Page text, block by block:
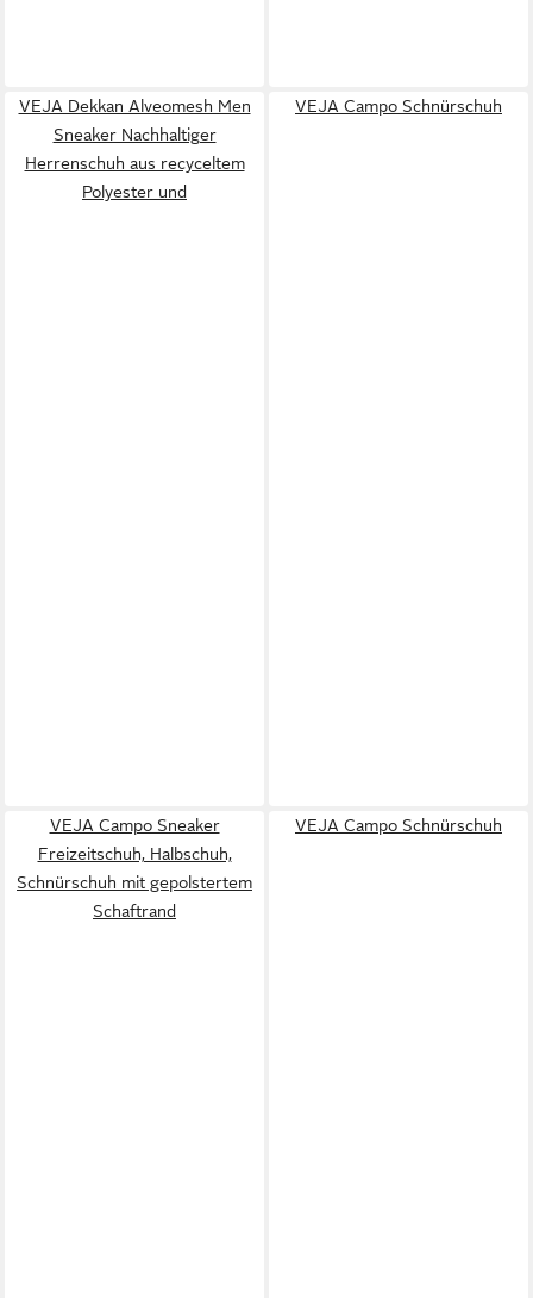
VEJA Dekkan Alveomesh Men
Sneaker Nachhaltiger
Herrenschuh aus recyceltem
Polyester und
VEJA Campo Schnürschuh
VEJA Campo Sneaker
Freizeitschuh, Halbschuh,
Schnürschuh mit gepolstertem
Schaftrand
VEJA Campo Schnürschuh